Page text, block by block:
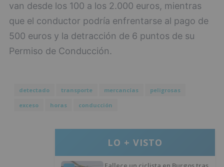
van desde los 100 a los 2.000 euros, mientras
que el conductor podría enfrentarse al pago de
500 euros y la detracción de 6 puntos de su
Permiso de Conducción.
detectado transporte mercancías
peligrosas
exceso
horas conducción
LO + VISTO